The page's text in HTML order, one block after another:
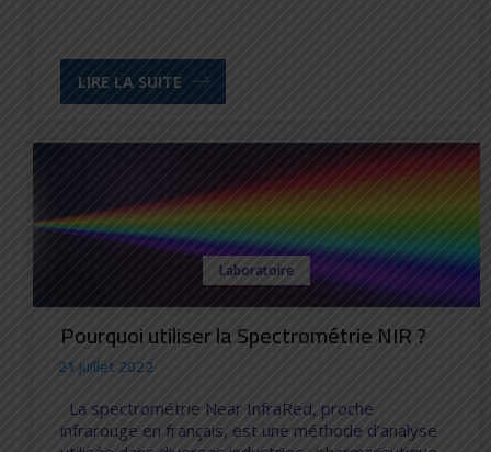
LIRE LA SUITE
Laboratoire
Pourquoi utiliser la Spectrométrie NIR ?
21 juillet 2022
La spectrométrie Near InfraRed, proche
infrarouge en français, est une méthode d’analyse